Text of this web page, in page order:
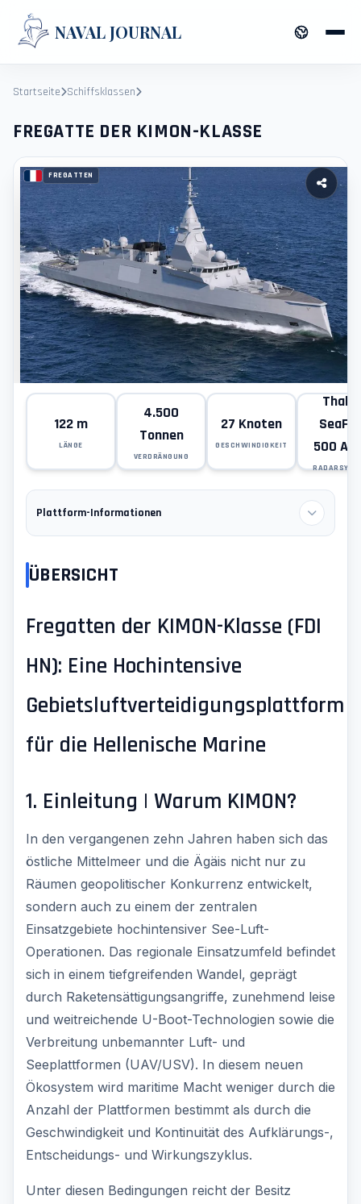
NAVAL JOURNAL
Startseite Schiffsklassen
FREGATTE DER KIMON-KLASSE
FREGATTE DER KIMON-KLASSE
FREGATTEN
122 m
LÄNGE
4.500
Tonnen
VERDRÄNGUNG
27 Knoten
GESCHWINDIGKEIT
Thales
500
Plattform-Informationen
ÜBERSICHT
Fregatten der KIMON-Klasse (FDI
HN): Eine Hochintensive
Gebietsluftverteidigungsplattform
für die Hellenische Marine
1. Einleitung | Warum KIMON?
In den vergangenen zehn Jahren haben sich das
östliche Mittelmeer und die Ägäis nicht nur zu
Räumen geopolitischer Konkurrenz entwickelt,
sondern auch zu einem der zentralen
Einsatzgebiete hochintensiver See-Luft-
Operationen. Das regionale Einsatzumfeld befindet
sich in einem tiefgreifenden Wandel, geprägt
durch Raketensättigungsangriffe, zunehmend leise
und weitreichende U-Boot-Technologien sowie die
Verbreitung unbemannter Luft- und
Seeplattformen (UAV/USV). In diesem neuen
Ökosystem wird maritime Macht weniger durch die
Anzahl der Plattformen bestimmt als durch die
Geschwindigkeit und Kontinuität des Aufklärungs-,
Entscheidungs- und Wirkungszyklus.
Unter diesen Bedingungen reicht der Besitz